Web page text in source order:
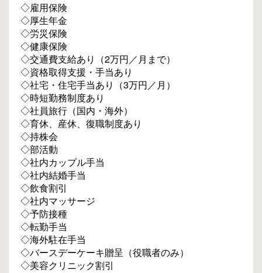
◇雇用保険
◇厚生年金
◇労災保険
◇健康保険
◇交通費支給あり（2万円／月まで）
◇資格取得支援・手当あり
◇社宅・住宅手当あり（3万円／月）
◇時短勤務制度あり
◇社員旅行（国内・海外）
◇育休、産休、復職制度あり
◇持株会
◇部活動
◇社内カップル手当
◇社内結婚手当
◇飲食割引
◇社内マッサージ
◇予防接種
◇転勤手当
◇海外駐在手当
◇バースデーケーキ贈呈（役職者のみ）
◇美容クリニック割引